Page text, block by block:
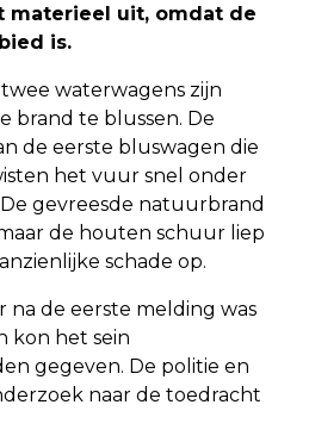
materieel uit, omdat de
is.
waterwagens zijn
brand te blussen. De
de eerste bluswagen die
het vuur snel onder
gevreesde natuurbrand
de houten schuur liep
schade op.
na de eerste melding was
kon het sein
gegeven. De politie en
naar de toedracht